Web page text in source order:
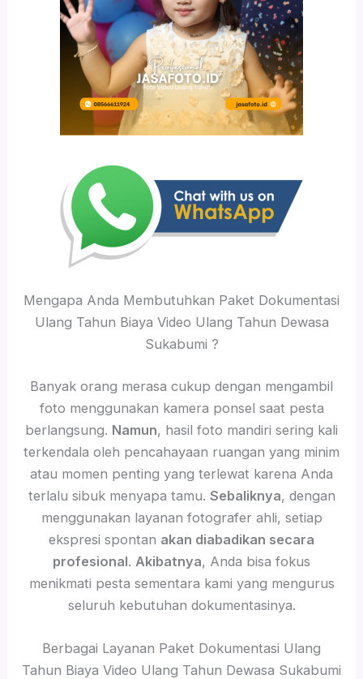
Mengapa Anda Membutuhkan Paket Dokumentasi
Ulang Tahun Biaya Video Ulang Tahun Dewasa
Sukabumi ?
Banyak orang merasa cukup dengan mengambil
foto menggunakan kamera ponsel saat pesta
berlangsung. Namun, hasil foto mandiri sering kali
terkendala oleh pencahayaan ruangan yang minim
atau momen penting yang terlewat karena Anda
terlalu sibuk menyapa tamu. Sebaliknya, dengan
menggunakan layanan fotografer ahli, setiap
ekspresi spontan akan diabadikan secara
profesional. Akibatnya, Anda bisa fokus
menikmati pesta sementara kami yang mengurus
seluruh kebutuhan dokumentasinya.
Berbagai Layanan Paket Dokumentasi Ulang
Tahun Biaya Video Ulang Tahun Dewasa Sukabumi